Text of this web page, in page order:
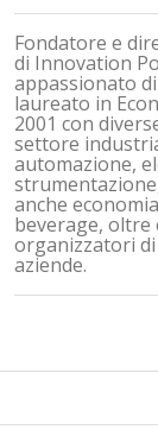
Fondatore e
di Innovation
appassionato
laureato in
2001 con
settore
automazione,
anche
beverage, oltre
organizzatori
aziende.